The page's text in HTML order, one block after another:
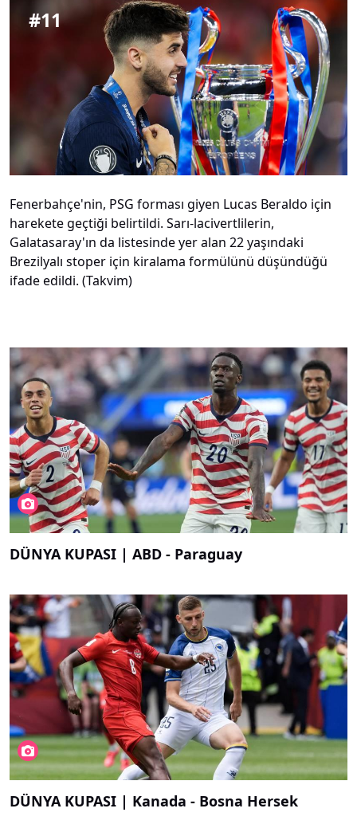
#11
Fenerbahçe'nin, PSG forması giyen Lucas Beraldo için
harekete geçtiği belirtildi. Sarı-lacivertlilerin,
Galatasaray'ın da listesinde yer alan 22 yaşındaki
Brezilyalı stoper için kiralama formülünü düşündüğü
ifade edildi. (Takvim)
DÜNYA KUPASI | ABD - Paraguay
DÜNYA KUPASI | Kanada - Bosna Hersek